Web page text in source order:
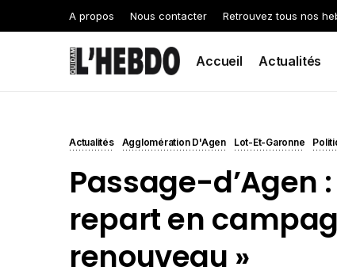
A propos Nous contacter Retrouvez tous nos
Accueil Actualités
Actualités Agglomération D'Agen Lot-Et-Garonne
Passage-d’Agen
repart en
renouveau »